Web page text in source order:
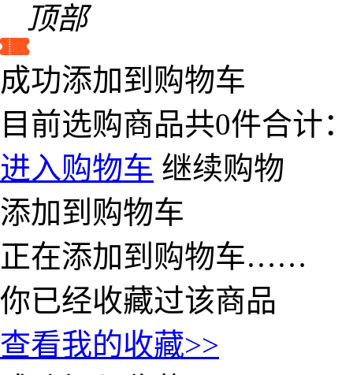
顶部
成功添加到购物车
目前选购商品共0件合计：
进入购物车 继续购物
添加到购物车
正在添加到购物车……
你已经收藏过该商品
查看我的收藏>>